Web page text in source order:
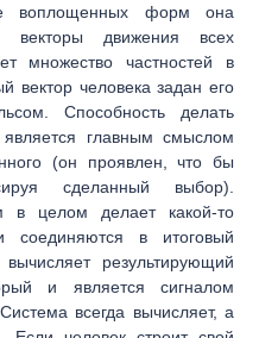
воплощенных форм она
векторы движения всех
множество частностей в
вектор человека задан его
Способность делать
главным смыслом
(он проявлен, что бы
сделанный выбор).
в целом делает какой-то
соединяются в итоговый
результирующий
и является сигналом
всегда вычисляет, а